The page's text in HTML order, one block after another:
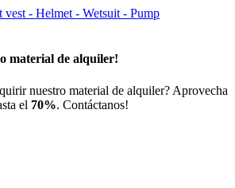
vest - Helmet - Wetsuit - Pump
material de alquiler!
nuestro material de alquiler? Aprovecha
el 70%. Contáctanos!